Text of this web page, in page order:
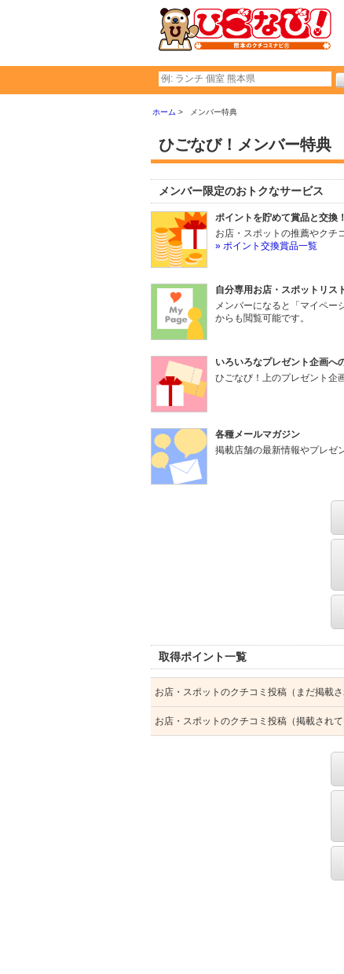
ホーム メンバー特典
ひごなび！メンバー特典
メンバー限定のおトクなサービス
ポイントを貯めて賞品と交換！
お店・スポットの推薦やクチ
» ポイント交換賞品一覧
自分専用お店・スポットリス
メンバーになると「マイペ
からも閲覧可能です。
いろいろなプレゼント企画へ
ひごなび！上のプレゼント企
各種メールマガジン
掲載店舗の最新情報やプレゼ
取得ポイント一覧
お店・スポットのクチコミ投稿（まだ掲載
お店・スポットのクチコミ投稿（掲載されて